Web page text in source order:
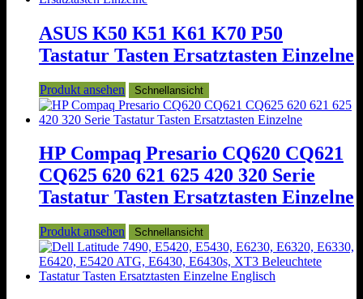
ASUS K50 K51 K61 K70 P50
Tastatur Tasten Ersatztasten Einzelne
Produkt ansehen Schnellansicht
HP Compaq Presario CQ620 CQ621
CQ625 620 621 625 420 320 Serie
Tastatur Tasten Ersatztasten Einzelne
Produkt ansehen Schnellansicht